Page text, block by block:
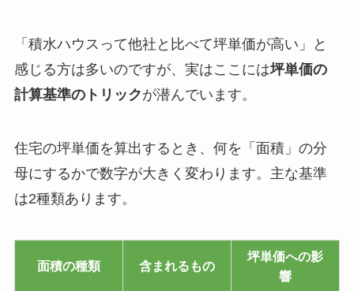
「積水ハウスって他社と比べて坪単価が高い」と
感じる方は多いのですが、実はここには坪単価の
計算基準のトリックが潜んでいます。
住宅の坪単価を算出するとき、何を「面積」の分
母にするかで数字が大きく変わります。主な基準
は2種類あります。
面積の種類 含まれるもの
坪単価への影
響